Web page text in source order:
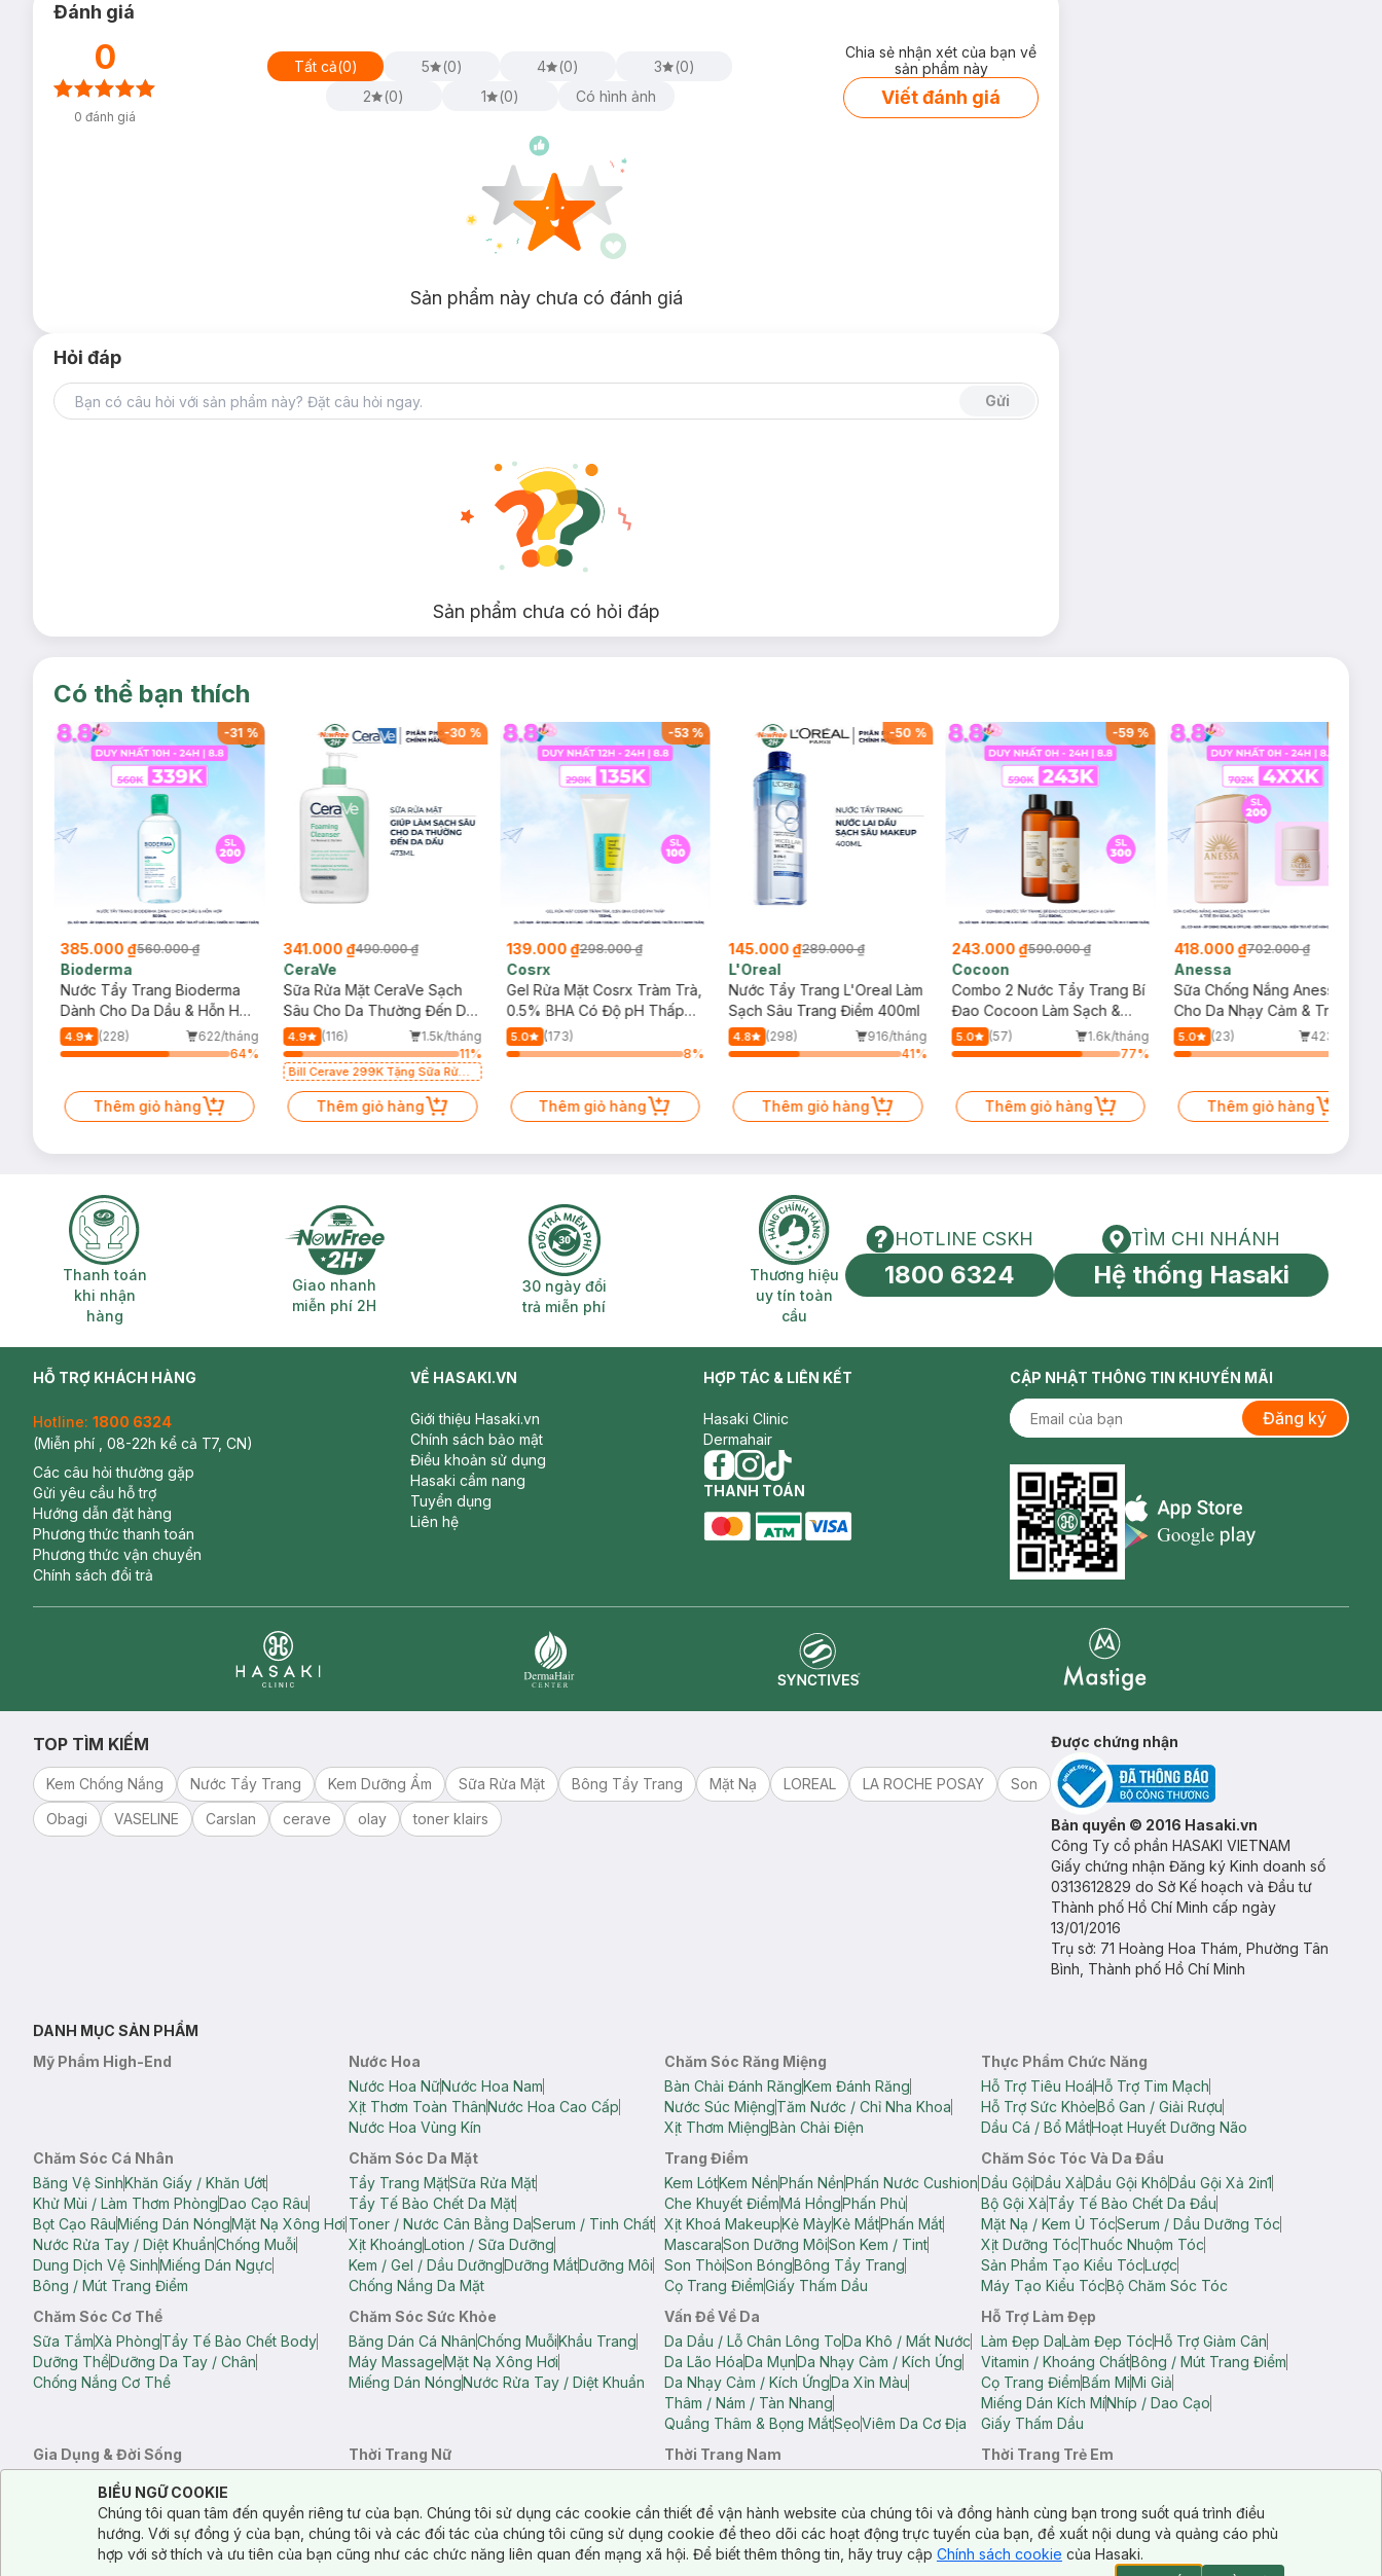
Đánh giá
0
0 đánh giá
Tất cả(0) 5 (0) 4 (0) 3 (0)
2
(0) 1 (0) Có hình ảnh
Chia sẻ nhận xét của bạn về
sản phẩm này
Viết đánh giá
Sản phẩm này chưa có đánh giá
Hỏi đáp
Gửi
Sản phẩm chưa có hỏi đáp
Có thể bạn thích
-31 %
385.000 ₫560.000 ₫
Bioderma
Nước Tẩy Trang Bioderma
Dành Cho Da Dầu & Hỗn Hợp
500ml
4.9 (228)
622/tháng
64%
Thêm giỏ hàng
-30 %
341.000 ₫490.000 ₫
CeraVe
Sữa Rửa Mặt CeraVe Sạch
Sâu Cho Da Thường Đến Da
Dầu 473ml
4.9 (116)
1.5k/tháng
11%
Bill Cerave 299K Tặng Sữa Rửa
Thêm giỏ hàng
-53%
139.000 ₫298.000 ₫
Cosrx
Gel Rửa Mặt Cosrx Tràm Trà,
0.5% BHA Có Độ pH Thấp
150ml
5.0
(173)
8%
Thêm giỏ hàng
-50 %
145.000 ₫289.000 ₫
L'Oreal
Nước Tẩy Trang L'Oreal Làm
Sạch Sâu Trang Điểm 400ml
4.8 (298)
916/tháng
41%
Thêm giỏ hàng
-59%
243.000 ₫590.000 ₫
Cocoon
Combo 2 Nước Tẩy Trang Bí
Đao Cocoon Làm Sạch &
Giảm Dầu 500ml
5.0 (57)
1.6k/tháng
77%
Thêm giỏ hàng
418.000 ₫702.000 ₫
Anessa
Sữa Chống Nắng Anessa
Cho Da Nhạy Cảm & Trẻ Em
60ml (Mới)
5.0 (23)
423/tháng
Thêm giỏ hàng
Thanh toán khi nhận hàng
Thanh toán
khi nhận
hàng
Giao nhanh miễn phí 2H
Giao nhanh
miễn phí 2H
30 ngày đổi trả miễn phí
30 ngày đổi
trả miễn phí
Thương hiệu uy tín toàn cầu
Thương hiệu
uy tín toàn
cầu
HOTLINE CSKH
HOTLINE CSKH
1800 6324
Tìm chi nhánh
TÌM CHI NHÁNH
Hệ thống Hasaki
HỖ TRỢ KHÁCH HÀNG
Hotline: 1800 6324
(Miễn phí , 08-22h kể cả T7, CN)
Các câu hỏi thường gặp
Gửi yêu cầu hỗ trợ
Hướng dẫn đặt hàng
Phương thức thanh toán
Phương thức vận chuyển
Chính sách đổi trả
VỀ HASAKI.VN
Giới thiệu Hasaki.vn
Chính sách bảo mật
Điều khoản sử dụng
Hasaki cẩm nang
Tuyển dụng
Liên hệ
HỢP TÁC & LIÊN KẾT
Hasaki Clinic
Dermahair
facebook
instagram
tiktok
THANH TOÁN
CẬP NHẬT THÔNG TIN KHUYẾN MÃI
Đăng ký
Appstore icon
TOP TÌM KIẾM
Kem Chống Nắng Nước Tẩy Trang Kem Dưỡng Ẩm Sữa Rửa Mặt Bông Tẩy Trang Mặt Nạ LOREAL LA ROCHE POSAY
Son
Obagi
VASELINE Carslan cerave olay toner klairs
Được chứng nhận
Bản quyền © 2016 Hasaki.vn
Công Ty cổ phần HASAKI VIETNAM
Giấy chứng nhận Đăng ký Kinh doanh số
0313612829 do Sở Kế hoạch và Đầu tư
Thành phố Hồ Chí Minh cấp ngày
13/01/2016
Trụ sở: 71 Hoàng Hoa Thám, Phường Tân
Bình, Thành phố Hồ Chí Minh
DANH MỤC SẢN PHẨM
Mỹ Phẩm High-End
Nước Hoa
Nước Hoa NữNước Hoa Nam
Xịt Thơm Toàn ThânNước Hoa Cao Cấp
Nước Hoa Vùng Kín
Chăm Sóc Răng Miệng
Bàn Chải Đánh RăngKem Đánh Răng
Nước Súc MiệngTăm Nước / Chỉ Nha Khoa
Xịt Thơm MiệngBàn Chải Điện
Thực Phẩm Chức Năng
Hỗ Trợ Tiêu HoáHỗ Trợ Tim Mạch
Hỗ Trợ Sức KhỏeBổ Gan / Giải Rượu
Dầu Cá / Bổ MắtHoạt Huyết Dưỡng Não
Chăm Sóc Cá Nhân
Băng Vệ SinhKhăn Giấy / Khăn Ướt
Khử Mùi / Làm Thơm PhòngDao Cạo Râu
Bọt Cạo RâuMiếng Dán NóngMặt Nạ Xông Hơi
Nước Rửa Tay / Diệt KhuẩnChống Muỗi
Dung Dịch Vệ SinhMiếng Dán Ngực
Bông / Mút Trang Điểm
Chăm Sóc Da Mặt
Tẩy Trang MặtSữa Rửa Mặt
Tẩy Tế Bào Chết Da Mặt
Toner / Nước Cân Bằng DaSerum / Tinh Chất
Xịt KhoángLotion / Sữa Dưỡng
Kem / Gel / Dầu DưỡngDưỡng MắtDưỡng Môi
Chống Nắng Da Mặt
Trang Điểm
Kem LótKem NềnPhấn NềnPhấn Nước Cushion
Che Khuyết ĐiểmMá HồngPhấn Phủ
Xịt Khoá MakeupKẻ MàyKẻ MắtPhấn Mắt
MascaraSon Dưỡng MôiSon Kem / Tint
Son ThỏiSon BóngBông Tẩy Trang
Cọ Trang ĐiểmGiấy Thấm Dầu
Chăm Sóc Tóc Và Da Đầu
Dầu GộiDầu XảDầu Gội KhôDầu Gội Xả 2in1
Bộ Gội XảTẩy Tế Bào Chết Da Đầu
Mặt Nạ / Kem Ủ TócSerum / Dầu Dưỡng Tóc
Xịt Dưỡng TócThuốc Nhuộm Tóc
Sản Phẩm Tạo Kiểu TócLược
Máy Tạo Kiểu TócBộ Chăm Sóc Tóc
Chăm Sóc Cơ Thể
Sữa TắmXà PhòngTẩy Tế Bào Chết Body
Dưỡng ThểDưỡng Da Tay / Chân
Chống Nắng Cơ Thể
Chăm Sóc Sức Khỏe
Băng Dán Cá NhânChống MuỗiKhẩu Trang
Máy MassageMặt Nạ Xông Hơi
Miếng Dán NóngNước Rửa Tay / Diệt Khuẩn
Vấn Đề Về Da
Da Dầu / Lỗ Chân Lông ToDa Khô / Mất Nước
Da Lão HóaDa MụnDa Nhạy Cảm / Kích Ứng
Da Nhạy Cảm / Kích ỨngDa Xỉn Màu
Thâm / Nám / Tàn Nhang
Quầng Thâm & Bọng MắtSẹoViêm Da Cơ Địa
Hỗ Trợ Làm Đẹp
Làm Đẹp DaLàm Đẹp TócHỗ Trợ Giảm Cân
Vitamin / Khoáng ChấtBông / Mút Trang Điểm
Cọ Trang ĐiểmBấm MiMi Giả
Miếng Dán Kích MíNhíp / Dao Cạo
Giấy Thấm Dầu
Gia Dụng & Đời Sống
Bông Tắm / Phụ Kiện Tắm
Phụ Kiện Điện Thoại Quạt Cầm Tay / Quạt Mini
Khử Mùi / Làm Thơm PhòngNước GiặtNước Xả
Thời Trang Nữ
Quần Lót NữQuần Short Nữ
Thời Trang Nam
Thời Trang Trẻ Em
Túi Xách
Cookie Consent
Notice about cookies usage
BIỂU NGỮ COOKIE
Chúng tôi quan tâm đến quyền riêng tư của bạn. Chúng tôi sử dụng các cookie cần thiết để vận hành website của chúng tôi và đồng hành cùng bạn trong suốt quá trình điều
hướng. Với sự đồng ý của bạn, chúng tôi và các đối tác của chúng tôi cũng sử dụng cookie để theo dõi các hoạt động trực tuyến của bạn, đề xuất nội dung và quảng cáo phù
hợp với sở thích và ưu tiên của bạn cũng như các chức năng liên quan đến mạng xã hội. Để biết thêm thông tin, hãy truy cập Chính sách cookie của Hasaki.